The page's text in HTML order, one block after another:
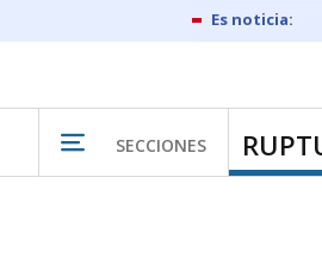
SECCIONES